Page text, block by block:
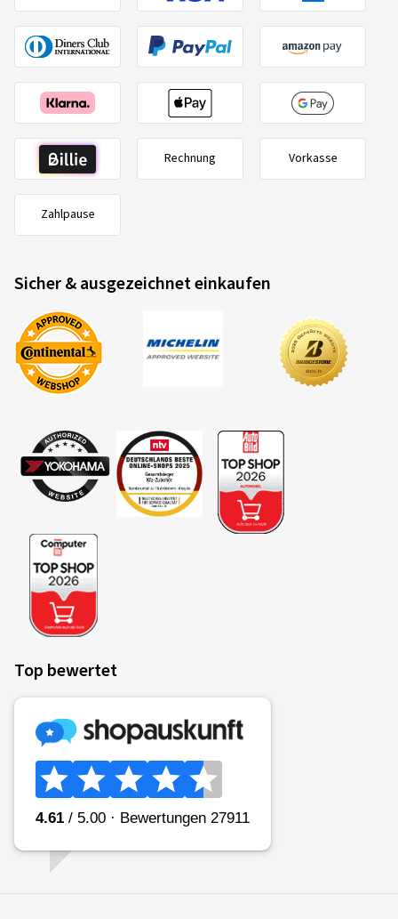
Rechnung Vorkasse
Zahlpause
Sicher & ausgezeichnet einkaufen
Top bewertet